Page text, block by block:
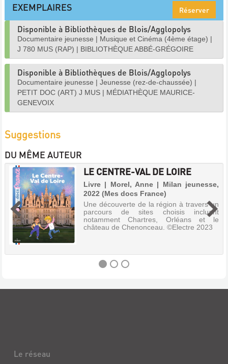
EXEMPLAIRES Réserver
Disponible à Bibliothèques de Blois/Agglopolys
Documentaire jeunesse | Musique et Cinéma (4ème étage) |
J 780 MUS (RAP) | BIBLIOTHÈQUE ABBÉ-GRÉGOIRE
Disponible à Bibliothèques de Blois/Agglopolys
Documentaire jeunesse | Jeunesse (rez-de-chaussée) |
PETIT DOC (ART) J MUS | MÉDIATHÈQUE MAURICE-
GENEVOIX
Suggestions
DU MÊME AUTEUR
LE CENTRE-VAL DE LOIRE
Livre | Morel, Anne | Milan jeunesse,
2022 (Mes docs France)
Une découverte de la région à travers un
parcours de sites choisis incluant
notamment Chartres, Orléans et le
château de Chenonceau. ©Electre 2023
Livre
Le réseau